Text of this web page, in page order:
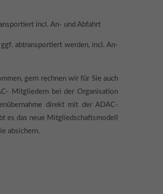
incl. An- und Abfahrt
abtransportiert werden, incl. An-
gern rechnen wir für Sie auch
Mitgliedern bei der Organisation
direkt mit der ADAC-
es das neue Mitgliedschaftsmodell
absichern.